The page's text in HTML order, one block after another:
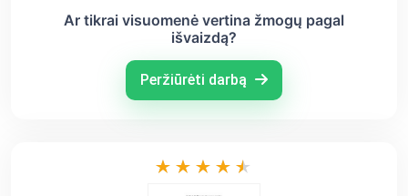
Ar tikrai visuomenė vertina žmogų pagal
išvaizdą?
Peržiūrėti darbą